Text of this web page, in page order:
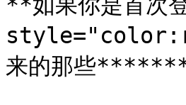
来的那些